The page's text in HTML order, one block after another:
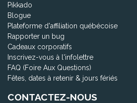
Pikkado
Blogue
Plateforme d'affiliation québécoise
Rapporter un bug
Cadeaux corporatifs
Inscrivez-vous à l'infolettre
FAQ (Foire Aux Questions)
Fêtes, dates à retenir & jours fériés
CONTACTEZ-NOUS